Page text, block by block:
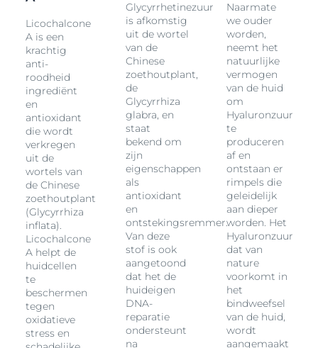
Licochalcone
A is een
krachtig
anti-
roodheid
ingrediënt
en
antioxidant
die wordt
verkregen
uit de
wortels van
de Chinese
zoethoutplant
(Glycyrrhiza
inflata).
Licochalcone
A helpt de
huidcellen
te
beschermen
tegen
oxidatieve
stress en
Glycyrrhetinezuur
is afkomstig
uit de wortel
van de
Chinese
zoethoutplant,
de
Glycyrrhiza
glabra, en
staat
bekend om
zijn
eigenschappen
als
antioxidant
en
ontstekingsremmer.
Van deze
stof is ook
aangetoond
dat het de
huideigen
DNA-
reparatie
ondersteunt
na
Naarmate
we ouder
worden,
neemt het
natuurlijke
vermogen
van de huid
om
Hyaluronzuur
te
produceren
af en
ontstaan er
rimpels die
geleidelijk
aan dieper
worden. Het
Hyaluronzuur
dat van
nature
voorkomt in
het
bindweefsel
van de huid,
wordt
aangemaakt